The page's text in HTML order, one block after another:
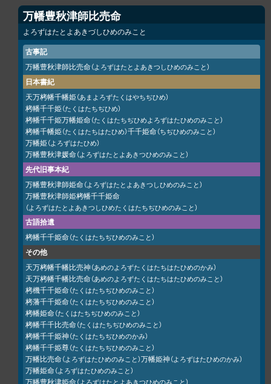
万幡豊秋津師比売命
よろずはたとよあきづしひめのみこと
古事記
万幡豊秋津師比売命（よろずはたとよあきつしひめのみこと）
日本書紀
天万栲幡千幡姫（あまよろずたくはやちぢひめ）
栲幡千千姫（たくはたちぢひめ）
栲幡千千姫万幡姫命（たくはたちぢひめよろずはたひめのみこと）
栲幡千幡姫（たくはたちはたひめ）千千姫命（ちぢひめのみこと）
万幡姫（よろずはたひめ）
万幡豊秋津媛命（よろずはたとよあきつひめのみこと）
先代旧事本紀
万幡豊秋津師姫命（よろずはたとよあきつしひめのみこと）
万幡豊秋津師姫栲幡千千姫命
（よろずはたとよあきつしひめたくはたちぢひめのみこと）
古語拾遺
栲幡千千姫命（たくはたちぢひめのみこと）
その他
天万栲幡千幡比売神（あめのよろずたくはたちはたひめのかみ）
天万栲幡千幡比売命（あめのよろずたくはたちはたひめのみこと）
栲機千千姫命（たくはたちぢひめのみこと）
栲藩千千姫命（たくはたちぢひめのみこと）
栲幡姫命（たくはたちぢひめのみこと）
栲幡千千比売命（たくはたちぢひめのみこと）
栲幡千千姫神（たくはたちぢひめのかみ）
栲幡千千姫尊（たくはたちぢひめのみこと）
万幡比売命（よろずはたひめのみこと）万幡姫神（よろずはたひめのかみ）
万幡姫命（よろずはたひめのみこと）
万幡豊秋津姫命（よろずはたとよあきつひめのみこと）